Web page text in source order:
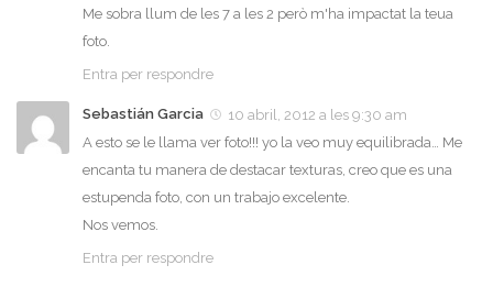
Me sobra llum de les 7 a les 2 però m'ha impactat la teua
foto.
Entra per respondre
Sebastián Garcia
10 abril, 2012 a les 9:30 am
A esto se le llama ver foto!!! yo la veo muy equilibrada… Me
encanta tu manera de destacar texturas, creo que es una
estupenda foto, con un trabajo excelente.
Nos vemos.
Entra per respondre